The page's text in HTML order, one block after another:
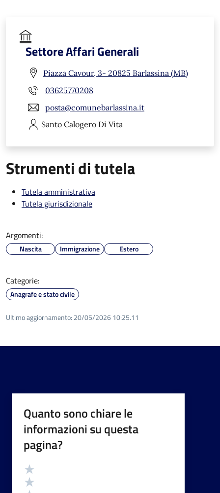
Settore Affari Generali
Piazza Cavour, 3- 20825 Barlassina (MB)
03625770208
posta@comunebarlassina.it
Santo Calogero Di Vita
Strumenti di tutela
Tutela amministrativa
Tutela giurisdizionale
Argomenti:
Nascita Immigrazione Estero
Categorie:
Anagrafe e stato civile
Ultimo aggiornamento: 20/05/2026 10:25.11
Quanto sono chiare le
informazioni su questa
pagina?
Valutazione